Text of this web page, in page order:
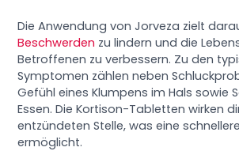
Die Anwendung von Jorveza zielt
Beschwerden zu lindern und die
Betroffenen zu verbessern. Zu den
Symptomen zählen neben
Gefühl eines Klumpens im Hals sowie
Essen. Die Kortison-Tabletten wirken
entzündeten Stelle, was eine
ermöglicht.